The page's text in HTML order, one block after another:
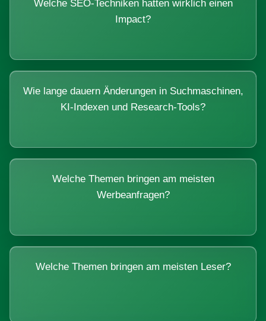
Welche SEO-Techniken hatten wirklich einen
Impact?
Wie lange dauern Änderungen in Suchmaschinen,
KI-Indexen und Research-Tools?
Welche Themen bringen am meisten
Werbeanfragen?
Welche Themen bringen am meisten Leser?